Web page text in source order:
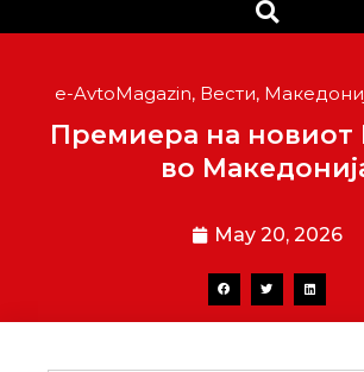
e-AvtoMagazin, Вести,
Премиера на новиот
во
May 20, 2026